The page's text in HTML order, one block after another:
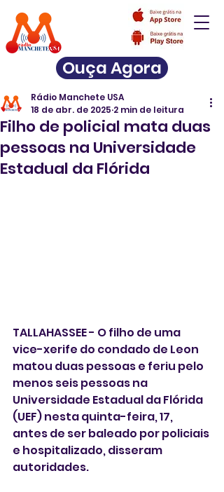
Ouça Agora
Filho de policial mata duas
pessoas na Universidade
Estadual da Flórida
Rádio Manchete USA
18 de abr. de 2025 2 min de leitura
TALLAHASSEE - O filho de uma
vice-xerife do condado de Leon
matou duas pessoas e feriu pelo
menos seis pessoas na
Universidade Estadual da Flórida
(UEF) nesta quinta-feira, 17,
antes de ser baleado por policiais
e hospitalizado, disseram
autoridades.